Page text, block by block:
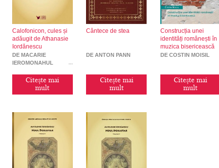
Calofonicon, cules și
adăugit de Athanasie
Iordănescu
DE MACARIE
IEROMONAHUL
Citește mai
mult
Cântece de stea
DE ANTON PANN
Citește mai
mult
Construcția unei
identități românești în
muzica bisericească
DE COSTIN MOISIL
Citește mai
mult